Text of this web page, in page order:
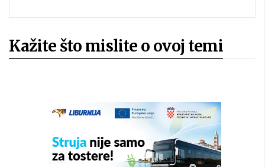
Kažite što mislite o ovoj temi